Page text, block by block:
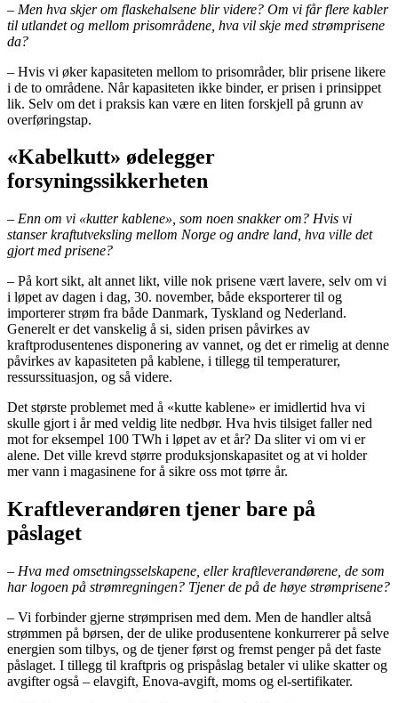
– Men hva skjer om flaskehalsene blir videre? Om vi får flere kabler
til utlandet og mellom prisområdene, hva vil skje med strømprisene
da?
– Hvis vi øker kapasiteten mellom to prisområder, blir prisene likere
i de to områdene. Når kapasiteten ikke binder, er prisen i prinsippet
lik. Selv om det i praksis kan være en liten forskjell på grunn av
overføringstap.
«Kabelkutt» ødelegger
forsyningssikkerheten
– Enn om vi «kutter kablene», som noen snakker om? Hvis vi
stanser kraftutveksling mellom Norge og andre land, hva ville det
gjort med prisene?
– På kort sikt, alt annet likt, ville nok prisene vært lavere, selv om vi
i løpet av dagen i dag, 30. november, både eksporterer til og
importerer strøm fra både Danmark, Tyskland og Nederland.
Generelt er det vanskelig å si, siden prisen påvirkes av
kraftprodusentenes disponering av vannet, og det er rimelig at denne
påvirkes av kapasiteten på kablene, i tillegg til temperaturer,
ressurssituasjon, og så videre.
Det største problemet med å «kutte kablene» er imidlertid hva vi
skulle gjort i år med veldig lite nedbør. Hva hvis tilsiget faller ned
mot for eksempel 100 TWh i løpet av et år? Da sliter vi om vi er
alene. Det ville krevd større produksjonskapasitet og at vi holder
mer vann i magasinene for å sikre oss mot tørre år.
Kraftleverandøren tjener bare på
påslaget
– Hva med omsetningsselskapene, eller kraftleverandørene, de som
har logoen på strømregningen? Tjener de på de høye strømprisene?
– Vi forbinder gjerne strømprisen med dem. Men de handler altså
strømmen på børsen, der de ulike produsentene konkurrerer på selve
energien som tilbys, og de tjener først og fremst penger på det faste
påslaget. I tillegg til kraftpris og prispåslag betaler vi ulike skatter og
avgifter også – elavgift, Enova-avgift, moms og el-sertifikater.